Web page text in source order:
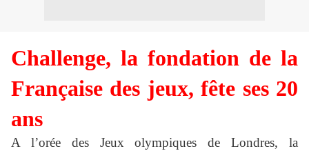
Challenge, la fondation de la
Française des jeux, fête ses 20
ans
A l’orée des Jeux olympiques de Londres, la